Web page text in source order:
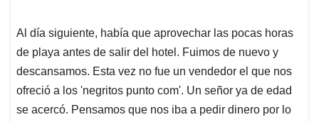
Al día siguiente, había que aprovechar las pocas horas
de playa antes de salir del hotel. Fuimos de nuevo y
descansamos. Esta vez no fue un vendedor el que nos
ofreció a los 'negritos punto com'. Un señor ya de edad
se acercó. Pensamos que nos iba a pedir dinero por lo